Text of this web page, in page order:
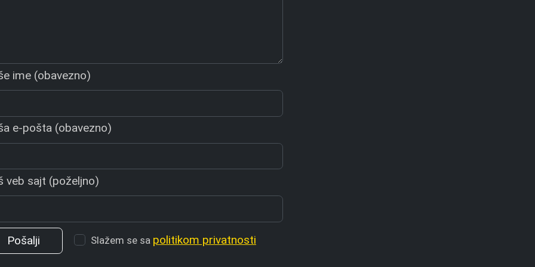
ime (obavezno)
e-pošta (obavezno)
veb sajt (poželjno)
Slažem se sa politikom privatnosti